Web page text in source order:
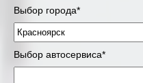
Выбор города*
Выбор автосервиса*